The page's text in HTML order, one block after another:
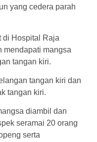
yang cedera parah
di Hospital Raja
mendapati mangsa
tangan kiri.
tangan kiri dan
tangan kiri.
diambil dan
seramai 20 orang
serta